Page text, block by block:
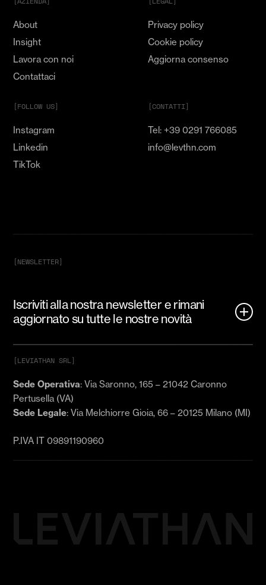
About
Insight
Lavora con noi
Contattaci
Privacy policy
Cookie policy
Aggiorna consenso
[FOLLOW US]
Instagram
Linkedin
TikTok
[CONTATTI]
Tel: +39 0291 766085
info@levthn.com
[NEWSLETTER]
Iscriviti alla nostra newsletter e rimani
aggiornato su tutte le nostre novità
Email*
Acconsento a ricevere comunicazioni di
strategici, analisi AI e novità esclusive per la
[LEVIATHAN SRL]
Sede Operativa: Via Saronno, 165 – 21042 Caronno
Pertusella (VA)
Sede Legale: Via Melchiorre Gioia, 66 – 20125 Milano (MI)
P.IVA IT 09891190960